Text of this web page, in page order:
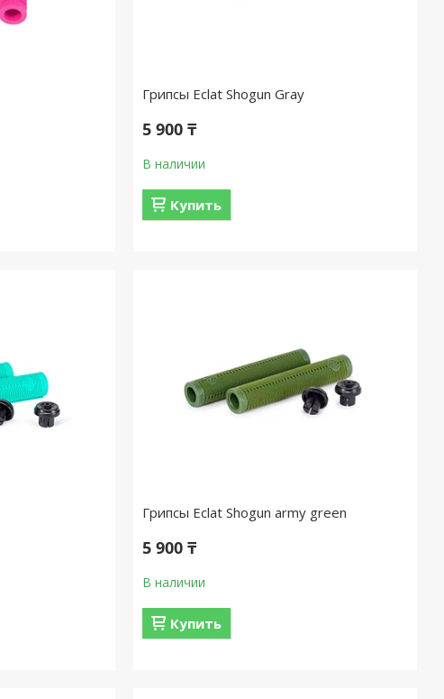
Грипсы Eclat Shogun Gray
5 900 ₸
В наличии
Купить
Грипсы Eclat Shogun army green
5 900 ₸
В наличии
Купить